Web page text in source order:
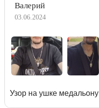
Валерий
03.06.2024
Узор на ушке медальону